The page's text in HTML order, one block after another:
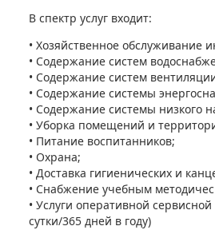
В спектр услуг входит:
• Хозяйственное обслуживание
• Содержание систем
• Содержание систем
• Содержание системы
• Содержание системы низкого
• Уборка помещений и
• Питание воспитанников;
• Охрана;
• Доставка гигиенических и
• Снабжение учебным
• Услуги оперативной
сутки/365 дней в году)